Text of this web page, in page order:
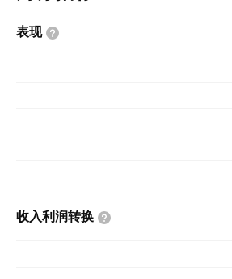
表现
收入利润转换